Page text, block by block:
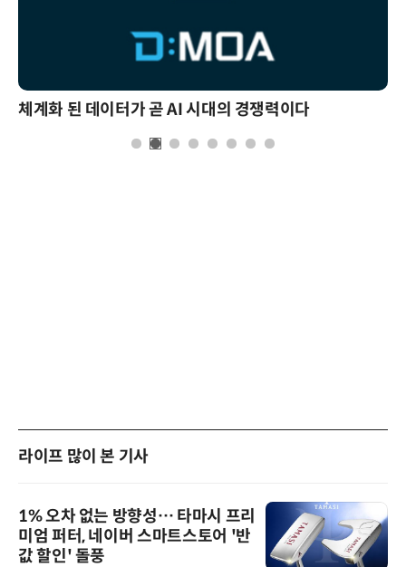
체계화 된 데이터가 곧 AI 시대의 경쟁력이다
라이프 많이 본 기사
1% 오차 없는 방향성… 타마시 프리
미엄 퍼터, 네이버 스마트스토어 '반
값 할인' 돌풍